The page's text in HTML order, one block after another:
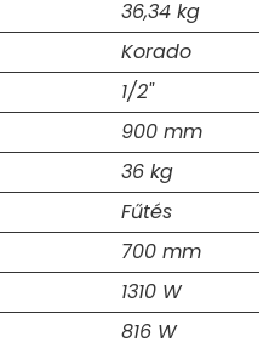
36,34 kg
Korado
1/2"
900 mm
36 kg
Fűtés
700 mm
1310 W
816 W